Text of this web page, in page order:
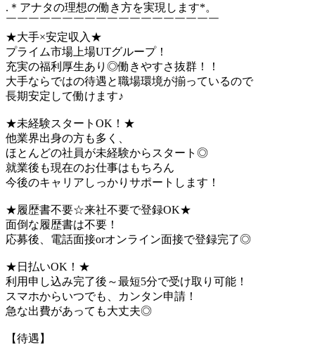
.＊アナタの理想の働き方を実現します*。
￣￣￣￣￣￣￣￣￣￣￣￣￣￣￣￣￣￣￣
★大手×安定収入★
プライム市場上場UTグループ！
充実の福利厚生あり◎働きやすさ抜群！！
大手ならではの待遇と職場環境が揃っているので
長期安定して働けます♪
★未経験スタートOK！★
他業界出身の方も多く、
ほとんどの社員が未経験からスタート◎
就業後も現在のお仕事はもちろん
今後のキャリアしっかりサポートします！
★履歴書不要☆来社不要で登録OK★
面倒な履歴書は不要！
応募後、電話面接orオンライン面接で登録完了◎
★日払いOK！★
利用申し込み完了後～最短5分で受け取り可能！
スマホからいつでも、カンタン申請！
急な出費があっても大丈夫◎
【待遇】